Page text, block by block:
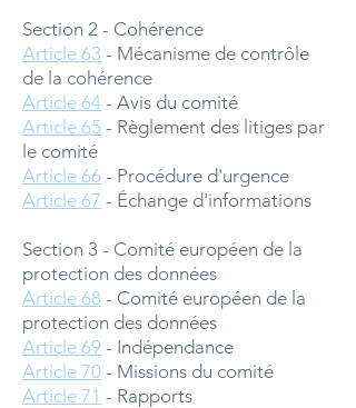
Section 2 - Cohérence
Article 63 - Mécanisme de contrôle
de la cohérence
Article 64 - Avis du comité
Article 65 - Règlement des litiges par
le comité
Article 66 - Procédure d'urgence
Article 67 - Échange d'informations
Section 3 - Comité européen de la
protection des données
Article 68 - Comité européen de la
protection des données
Article 69 - Indépendance
Article 70 - Missions du comité
Article 71 - Rapports